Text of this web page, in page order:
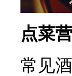
点菜
常见